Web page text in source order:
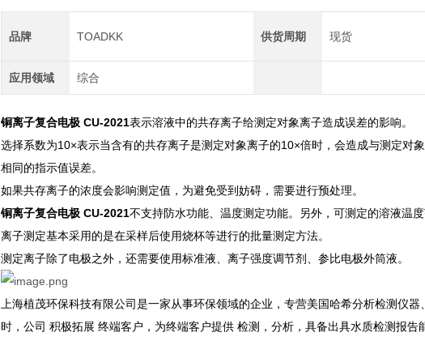
品牌 TOADKK 供货周期 现货
应用领域 综合
铜离子复合电极 CU-2021表示溶液中的共存离子给测定对象离子造成误差的影响。
选择系数为10×表示当含有的共存离子是测定对象离子的10×倍时，会造成与测定对
相同的指示值误差。
如果共存离子的浓度会影响测定值，为避免受到妨碍，需要进行预处理。
铜离子复合电极 CU-2021不支持防水功能、温度测定功能。另外，可测定的溶液温
离子测定基本采用的是在采样后使用烧杯等进行的批量测定方法。
测定离子除了电极之外，还需要使用标准液、离子强度调节剂、参比电极外筒液。
上海植茂环保科技有限公司是一家从事环保领域的企业，专营美国哈希分析检测仪
时，公司 积极拓展 终端客户，为终端客户提供 检测，分析，具备出具水质检测报告